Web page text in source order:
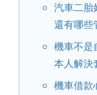
汽車二胎
還有哪些
機車不是
本人解決
機車借款